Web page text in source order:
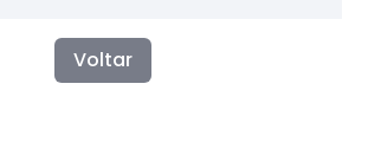
Voltar